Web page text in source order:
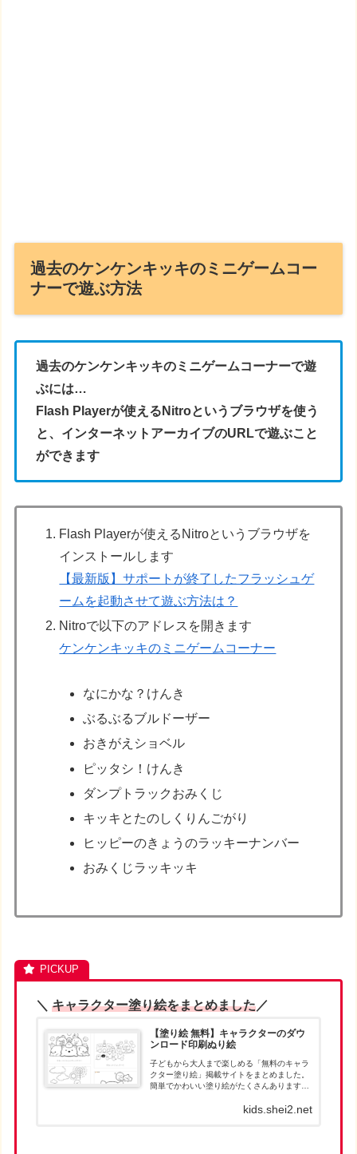
過去のケンケンキッキのミニゲームコー
ナーで遊ぶ方法
過去のケンケンキッキのミニゲームコーナーで遊
ぶには…
Flash Playerが使えるNitroというブラウザを使う
と、インターネットアーカイブのURLで遊ぶこと
ができます
Flash Playerが使えるNitroというブラウザを
インストールします
【最新版】サポートが終了したフラッシュゲ
ームを起動させて遊ぶ方法は？
Nitroで以下のアドレスを開きます
ケンケンキッキのミニゲームコーナー
なにかな？けんき
ぶるぶるブルドーザー
おきがえショベル
ピッタシ！けんき
ダンプトラックおみくじ
キッキとたのしくりんごがり
ヒッピーのきょうのラッキーナンバー
おみくじラッキッキ
＼キャラクター塗り絵をまとめました／
【塗り絵 無料】キャラクターのダウ
ンロード印刷ぬり絵
子どもから大人まで楽しめる「無料のキャラ
クター塗り絵」掲載サイトをまとめました。
簡単でかわいい塗り絵がたくさんあります。
でダウンロードして、印刷して遊んでくださ
kids.shei2.net